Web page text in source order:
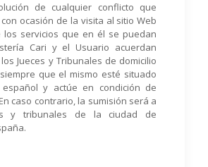
de cualquier conflicto que
ocasión de la visita al sitio Web
los servicios que en él se puedan
Cari y el Usuario acuerdan
Jueces y Tribunales de domicilio
que el mismo esté situado
y actúe en condición de
caso contrario, la sumisión será a
y tribunales de la ciudad de